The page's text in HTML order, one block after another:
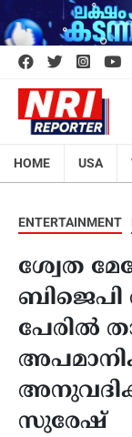
HOME USA
ENTERTAINMENT
ശ്വേത
ബിജെപി
പേരിൽ
സുരേഷ്